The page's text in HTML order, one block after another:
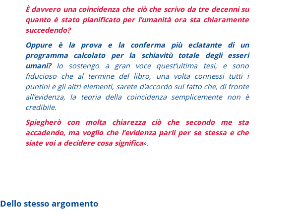
È davvero una coincidenza che ciò che scrivo da tre decenni su
quanto è stato pianificato per l’umanità ora sta chiaramente
succedendo?
Oppure è la prova e la conferma più eclatante di un
programma calcolato per la schiavitù totale degli esseri
umani?Io sostengo a gran voce quest’ultima tesi, e sono
fiducioso che al termine del libro, una volta connessi tutti i
puntini e gli altri elementi, sarete d’accordo sul fatto che, di fronte
all’evidenza, la teoria della coincidenza semplicemente non è
credibile.
Spiegherò con molta chiarezza ciò che secondo me sta
accadendo, ma voglio che l’evidenza parli per se stessa e che
siate voi a decidere cosa significa».
Dello stesso argomento